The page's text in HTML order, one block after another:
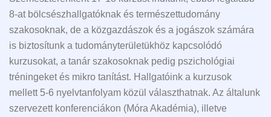
8-at bölcsészhallgatóknak és természettudomány
szakosoknak, de a közgazdászok és a jogászok számára
is biztosítunk a tudományterületükhöz kapcsolódó
kurzusokat, a tanár szakosoknak pedig pszichológiai
tréningeket és mikro tanítást. Hallgatóink a kurzusok
mellett 5-6 nyelvtanfolyam közül választhatnak. Az általunk
szervezett konferenciákon (Móra Akadémia), illetve